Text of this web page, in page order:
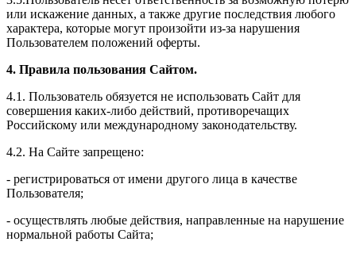
или искажение данных, а также другие последствия любого
характера, которые могут произойти из-за нарушения
Пользователем положений оферты.
4. Правила пользования Сайтом.
4.1. Пользователь обязуется не использовать Сайт для
совершения каких-либо действий, противоречащих
Российскому или международному законодательству.
4.2. На Сайте запрещено:
- регистрироваться от имени другого лица в качестве
Пользователя;
- осуществлять любые действия, направленные на нарушение
нормальной работы Сайта;